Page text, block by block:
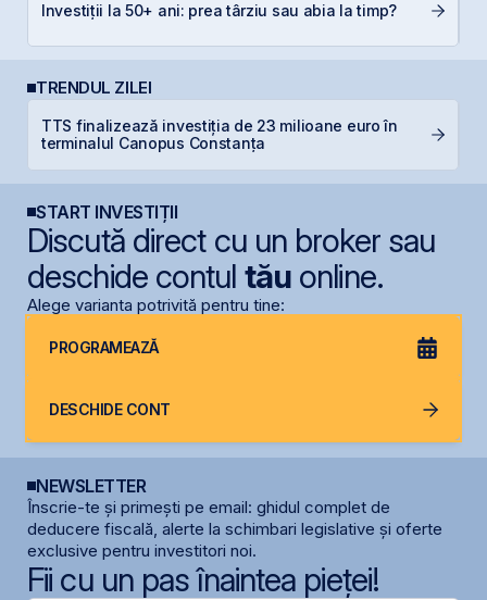
Investiții la 50+ ani: prea târziu sau abia la timp?
TRENDUL ZILEI
TTS finalizează investiția de 23 milioane euro în
terminalul Canopus Constanța
START INVESTIȚII
Discută direct cu un broker sau
deschide contul tăuonline.
Alege varianta potrivită pentru tine:
PROGRAMEAZĂ
DESCHIDE CONT
NEWSLETTER
Înscrie-te și primești pe email: ghidul complet de
deducere fiscală, alerte la schimbari legislative și oferte
exclusive pentru investitori noi.
Fii cu un pas înaintea pieței!